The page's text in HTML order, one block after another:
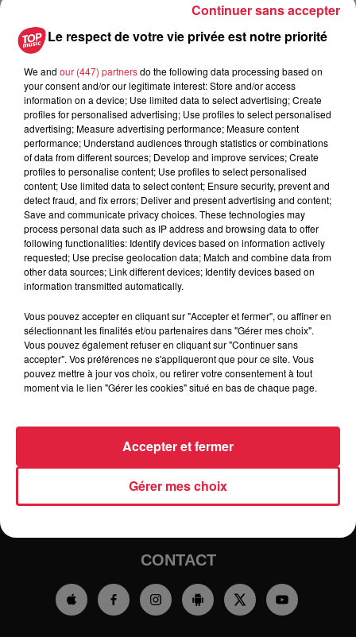
Organisateur
MULLER Céline
0636714428
Tarif Gratuit
Loto à GRESSWILLER (67190) De nombreux lots à gagner.
Supet-lot une croisière de 8 jours pour 2 en Méditerranée
TRAQUEURS D'EMPLOI
AGENDA PODCASTS
CONTACT
Le respect de votre vie privée est notre priorité
We and our (447) partnersdo the following data processing based on
your consent and/or our legitimate interest: Store and/or access
information on a device; Use limited data to select advertising; Create
profiles for personalised advertising; Use profiles to select personalised
advertising; Measure advertising performance; Measure content
performance; Understand audiences through statistics or combinations
of data from different sources; Develop and improve services; Create
profiles to personalise content; Use profiles to select personalised
content; Use limited data to select content; Ensure security, prevent and
detect fraud, and fix errors; Deliver and present advertising and content;
Save and communicate privacy choices. These technologies may
process personal data such as IP address and browsing data to offer
following functionalities: Identify devices based on information actively
requested; Use precise geolocation data; Match and combine data from
other data sources; Link different devices; Identify devices based on
information transmitted automatically.
Vous pouvez accepter en cliquant sur "Accepter et fermer", ou affiner en
sélectionnant les finalités et/ou partenaires dans "Gérer mes choix".
Vous pouvez également refuser en cliquant sur "Continuer sans
accepter". Vos préférences ne s'appliqueront que pour ce site. Vous
pouvez mettre à jour vos choix, ou retirer votre consentement à tout
moment via le lien "Gérer les cookies" situé en bas de chaque page.
Gérer mes choix
Accepter et fermer
Continuer sans accepter